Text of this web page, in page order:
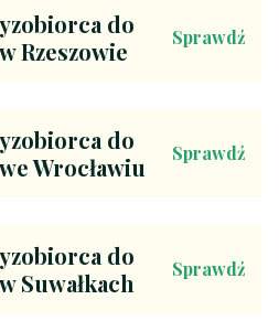
do
Rzeszowie
Sprawdź
do
Wrocławiu
Sprawdź
do
Suwałkach
Sprawdź